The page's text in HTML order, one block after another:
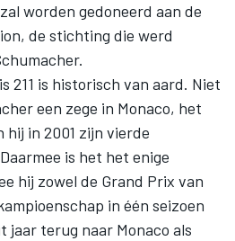
worden gedoneerd aan de
de stichting die werd
211 is historisch van aard. Niet
een zege in Monaco, het
hij in 2001 zijn vierde
is het het enige
hij zowel de Grand Prix van
in één seizoen
jaar terug naar Monaco als